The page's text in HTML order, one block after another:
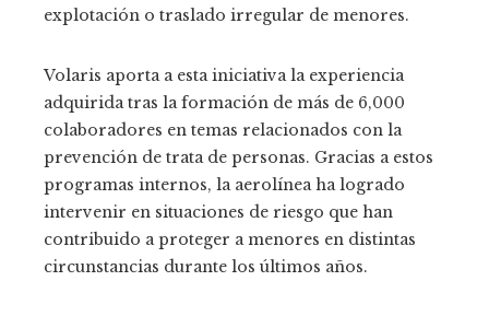
explotación o traslado irregular de menores.
Volaris aporta a esta iniciativa la experiencia
adquirida tras la formación de más de 6,000
colaboradores en temas relacionados con la
prevención de trata de personas. Gracias a estos
programas internos, la aerolínea ha logrado
intervenir en situaciones de riesgo que han
contribuido a proteger a menores en distintas
circunstancias durante los últimos años.